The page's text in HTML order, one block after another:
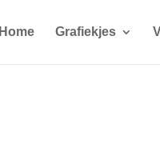
Home Grafiekjes